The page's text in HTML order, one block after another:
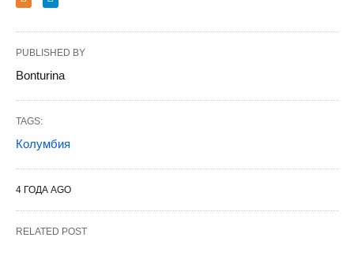
PUBLISHED BY
Bonturina
TAGS:
Колумбия
4 ГОДА AGO
RELATED POST